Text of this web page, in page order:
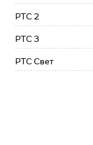
РТС 2
РТС 3
РТС Свет